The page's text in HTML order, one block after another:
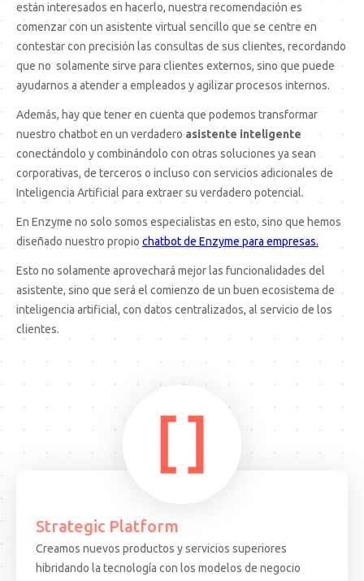
están interesados en hacerlo, nuestra recomendación es
comenzar con un asistente virtual sencillo que se centre en
contestar con precisión las consultas de sus clientes, recordando
que no solamente sirve para clientes externos, sino que puede
ayudarnos a atender a empleados y agilizar procesos internos.
Además, hay que tener en cuenta que podemos transformar
nuestro chatbot en un verdaderoasistente inteligente
conectándolo y combinándolo con otras soluciones ya sean
corporativas, de terceros o incluso con servicios adicionales de
Inteligencia Artificial para extraer su verdadero potencial.
En Enzyme no solo somos especialistas en esto, sino que hemos
diseñado nuestro propio chatbot de Enzyme para empresas.
Esto no solamente aprovechará mejor las funcionalidades del
asistente, sino que será el comienzo de un buen ecosistema de
inteligencia artificial, con datos centralizados, al servicio de los
clientes.
Strategic Platform
Creamos nuevos productos y servicios superiores
hibridando la tecnología con los modelos de negocio
ARTICULO 15.08.25